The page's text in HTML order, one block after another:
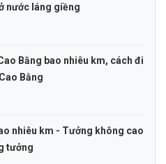
nước láng giềng
Bằng bao nhiêu km, cách đi
Bằng
nhiêu km - Tưởng không cao
tưởng